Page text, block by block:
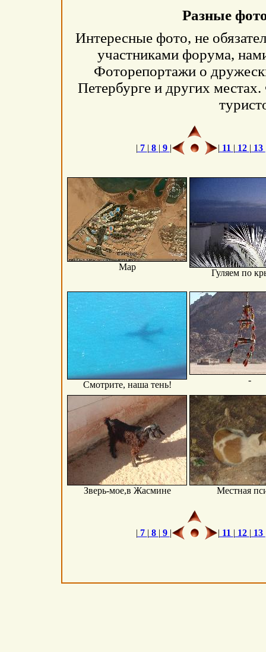
Разные
Интересные фото, не
участниками форума,
Фоторепортажи о
Петербурге и других
| 7 | 8 | 9 | | 11 | 12 | 13
Map
Гуляем по
Смотрите, наша тень! -
Зверь-мое,в Жасмине Местная
| 7 | 8 | 9 | | 11 | 12 | 13